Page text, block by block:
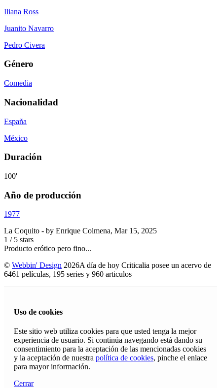
Iliana Ross
Juanito Navarro
Pedro Civera
Género
Comedia
Nacionalidad
España
México
Duración
100'
Año de producción
1977
La Coquito - by Enrique Colmena, Mar 15, 2025
1 / 5 stars
Producto erótico pero fino...
© Webbin' Design 2026A día de hoy Criticalia posee un acervo de
6461 películas, 195 series y 960 articulos
Uso de cookies
Este sitio web utiliza cookies para que usted tenga la mejor
experiencia de usuario. Si continúa navegando está dando su
consentimiento para la aceptación de las mencionadas cookies
y la aceptación de nuestra política de cookies, pinche el enlace
para mayor información.
Cerrar